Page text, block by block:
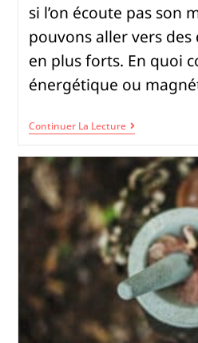
si l’on écoute pas son
pouvons aller vers
en plus forts. En quoi
énergétique ou
Continuer La Lecture